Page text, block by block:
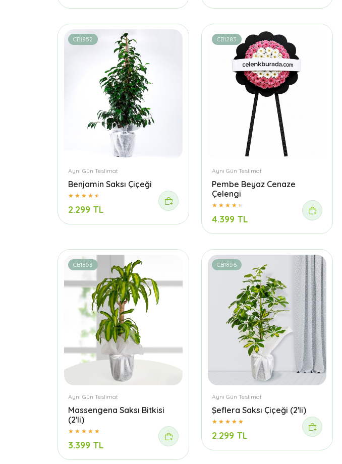
CB1852
Aynı Gün Teslimat
Benjamin Saksı Çiçeği
2.299 TL
CB1283
Aynı Gün Teslimat
Pembe Beyaz Cenaze
Çelengi
4.399 TL
CB1853
Aynı Gün Teslimat
Massengena Saksı Bitkisi
(2'li)
3.399 TL
CB1856
Aynı Gün Teslimat
Şeflera Saksı Çiçeği (2'li)
2.299 TL